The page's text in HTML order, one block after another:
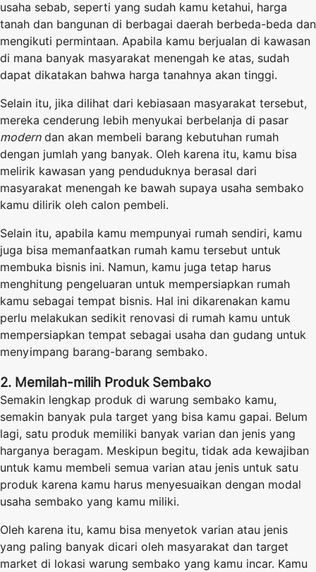
usaha sebab, seperti yang sudah kamu ketahui, harga
tanah dan bangunan di berbagai daerah berbeda-beda dan
mengikuti permintaan. Apabila kamu berjualan di kawasan
di mana banyak masyarakat menengah ke atas, sudah
dapat dikatakan bahwa harga tanahnya akan tinggi.
Selain itu, jika dilihat dari kebiasaan masyarakat tersebut,
mereka cenderung lebih menyukai berbelanja di pasar
moderndan akan membeli barang kebutuhan rumah
dengan jumlah yang banyak. Oleh karena itu, kamu bisa
melirik kawasan yang penduduknya berasal dari
masyarakat menengah ke bawah supaya usaha sembako
kamu dilirik oleh calon pembeli.
Selain itu, apabila kamu mempunyai rumah sendiri, kamu
juga bisa memanfaatkan rumah kamu tersebut untuk
membuka bisnis ini. Namun, kamu juga tetap harus
menghitung pengeluaran untuk mempersiapkan rumah
kamu sebagai tempat bisnis. Hal ini dikarenakan kamu
perlu melakukan sedikit renovasi di rumah kamu untuk
mempersiapkan tempat sebagai usaha dan gudang untuk
menyimpang barang-barang sembako.
2. Memilah-milih Produk Sembako
Semakin lengkap produk di warung sembako kamu,
semakin banyak pula target yang bisa kamu gapai. Belum
lagi, satu produk memiliki banyak varian dan jenis yang
harganya beragam. Meskipun begitu, tidak ada kewajiban
untuk kamu membeli semua varian atau jenis untuk satu
produk karena kamu harus menyesuaikan dengan modal
usaha sembako yang kamu miliki.
Oleh karena itu, kamu bisa menyetok varian atau jenis
yang paling banyak dicari oleh masyarakat dan target
market di lokasi warung sembako yang kamu incar. Kamu